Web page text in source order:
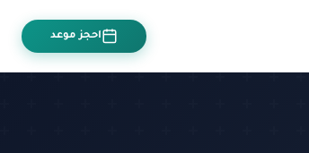
احجز موعد